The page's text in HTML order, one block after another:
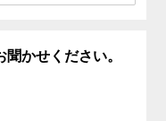
かせください。